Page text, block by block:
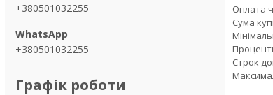
+380501032255
+380501032255
Графік роботи
Оплата
Сума
Строк